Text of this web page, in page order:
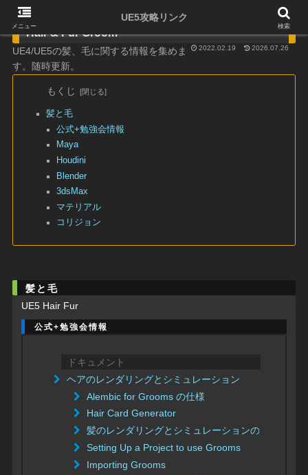
Hair & Fur Groom
2022.02.19 2026.07.26
UE4/UE5の髪、毛に関する情報を集めま
す。随時更新。
もくじ
髪と毛
公式+勉強会情報
Maya
Houdini
Blender
3dsMax
マテリアル
コリジョン
髪と毛
UE5 Hair Fur
公式+勉強会情報
ドキュメント
ヘアのレンダリングとシミュレーション
Alembic for Grooms の仕様
Hair Card Generator
髪のレンダリングとシミュレーションのクイック
Setting Up a Project to use Grooms
Importing Grooms
メニュー
UE5攻略リンク
検索